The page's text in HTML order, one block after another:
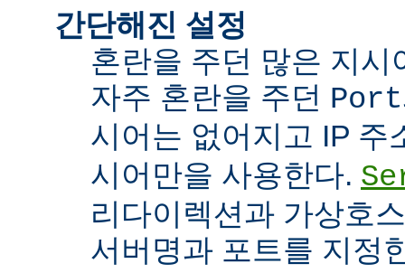
간단해진 설정
혼란을 주던 많은 지시
자주 혼란을 주던 Port
시어는 없어지고 IP 주
시어만을 사용한다.
리다이렉션과 가상호
서버명과 포트를 지정